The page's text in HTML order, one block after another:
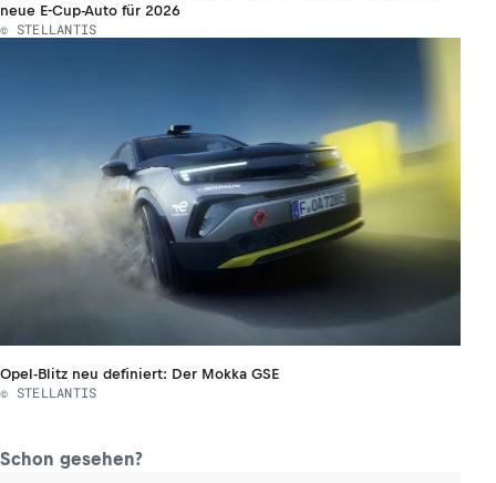
neue E-Cup-Auto für 2026
© STELLANTIS
Opel-Blitz neu definiert: Der Mokka GSE
© STELLANTIS
Schon gesehen?